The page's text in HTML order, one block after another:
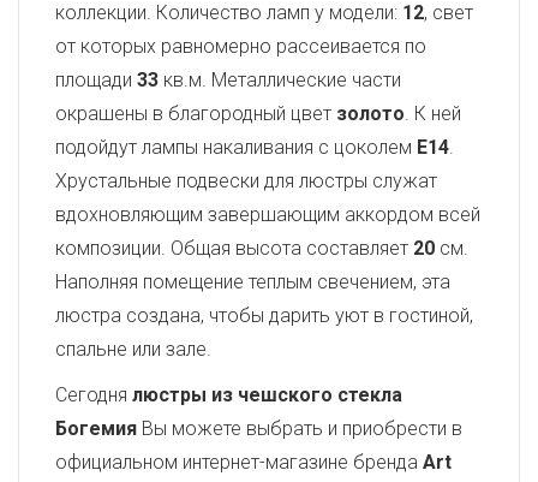
коллекции. Количество ламп у модели: 12, свет
от которых равномерно рассеивается по
площади 33 кв.м. Металлические части
окрашены в благородный цвет золото. К ней
подойдут лампы накаливания с цоколем E14.
Хрустальные подвески для люстры служат
вдохновляющим завершающим аккордом всей
композиции. Общая высота составляет 20 см.
Наполняя помещение теплым свечением, эта
люстра создана, чтобы дарить уют в гостиной,
спальне или зале.
Сегодня люстры из чешского стекла
Богемия Вы можете выбрать и приобрести в
официальном интернет-магазине бренда Art